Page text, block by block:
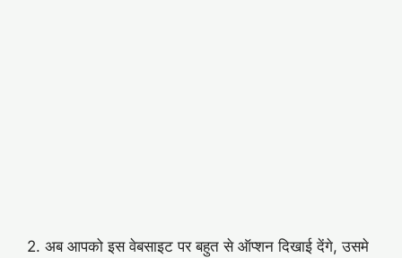
2. अब आपको इस वेबसाइट पर बहुत से ऑप्शन दिखाई देंगे, उसमे